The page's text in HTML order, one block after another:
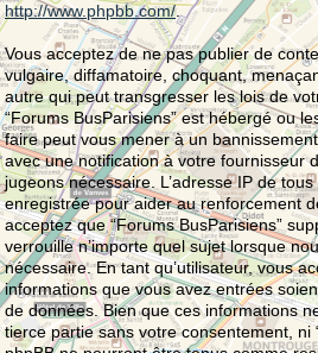
http://www.phpbb.com/.
Vous acceptez de ne pas publier de
vulgaire, diffamatoire, choquant,
autre qui peut transgresser les lois de
“Forums BusParisiens” est hébergé ou
faire peut vous mener à un
avec une notification à votre fournisseur
jugeons nécessaire. L’adresse IP de
enregistrée pour aider au renforcement
acceptez que “Forums BusParisiens”
verrouille n’importe quel sujet lorsque
nécessaire. En tant qu’utilisateur, vous
informations que vous avez entrées
de données. Bien que ces informations
tierce partie sans votre consentement, ni